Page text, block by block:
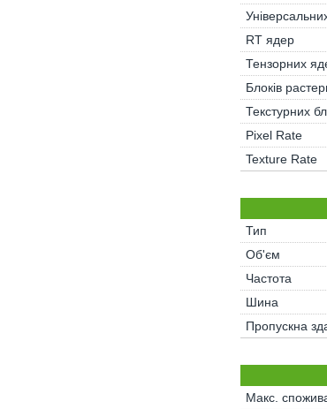
RT ядер
Тензорних
Блоків
Текстурних
Pixel Rate
Texture Rate
Тип
Об'єм
Частота
Шина
Пропускна
Макс.